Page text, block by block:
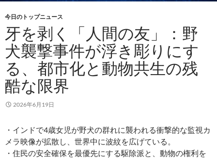
今日のトップニュース
牙を剥く「人間の友」：野
犬襲撃事件が浮き彫りにす
る、都市化と動物共生の残
酷な限界
2026年6月19日
・インドで4歳女児が野犬の群れに襲われる衝撃的な監視カ
メラ映像が拡散し、世界中に波紋を広げている。
・住民の安全確保を最優先にする駆除派と、動物の権利を